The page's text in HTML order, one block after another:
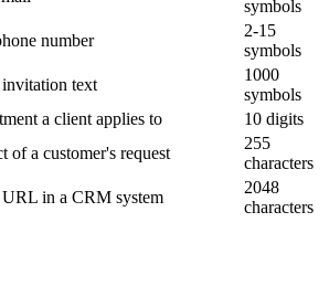
symbols
number
2-15
symbols
text
1000
symbols
a client applies to
10 digits
of a customer's request
255
characters
in a CRM system
2048
characters